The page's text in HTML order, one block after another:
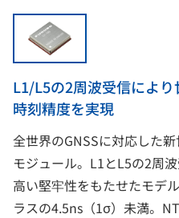
L1/L5の2周波受信によ
時刻精度を実現
全世界のGNSSに対応した
モジュール。L1とL5の2周
高い堅牢性をもたせたモデ
ラスの4.5ns（1σ）未満。